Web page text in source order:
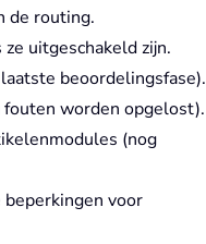
de routing.
uitgeschakeld zijn.
beoordelingsfase).
fouten worden opgelost).
(nog
voor